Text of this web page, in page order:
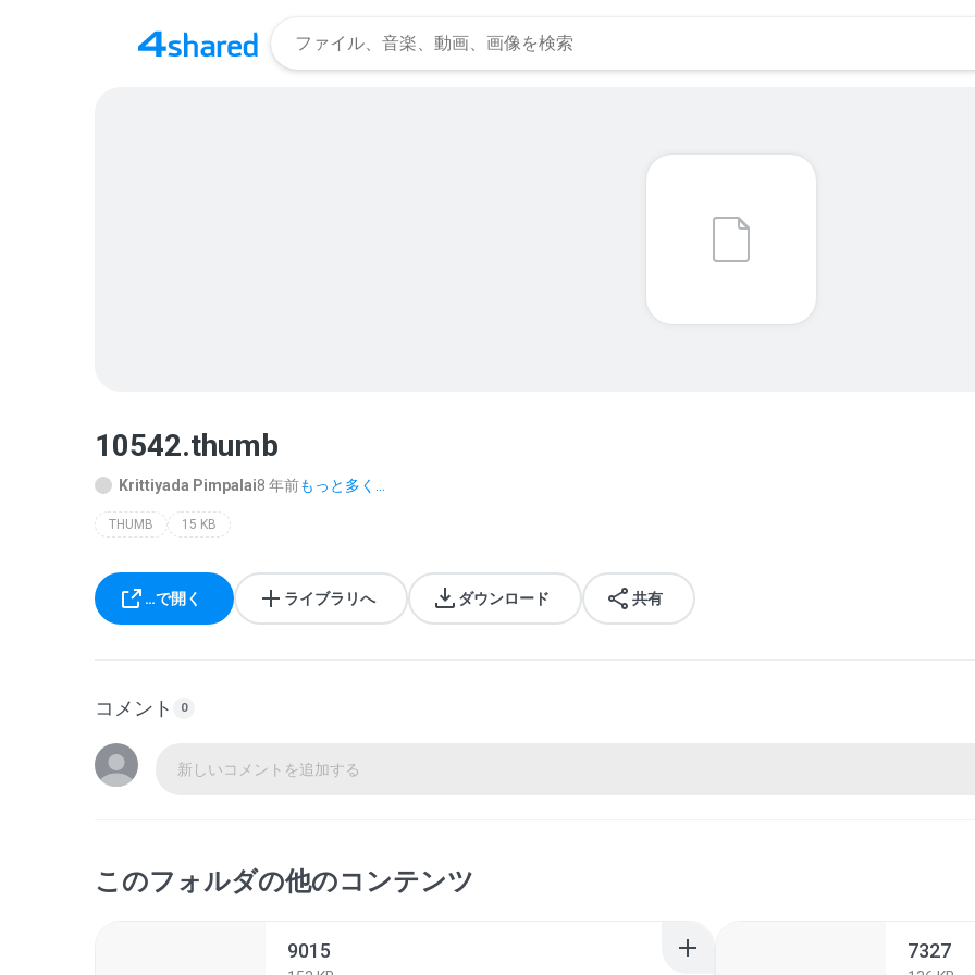
10542.thumb
Krittiyada Pimpalai8 年前もっと多く...
THUMB 15 KB
…で開く ライブラリへ ダウンロード 共有
コメント 0
新しいコメントを追加する
このフォルダの他のコンテンツ
9015 7327